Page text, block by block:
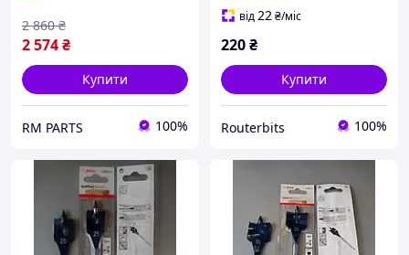
2 574₴
2 860 ₴
Купити
RM PARTS 100%
від22₴/міс
220₴
Купити
Routerbits 100%